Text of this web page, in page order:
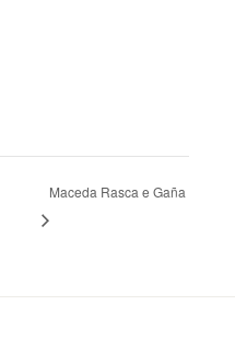
Maceda Rasca e Gaña